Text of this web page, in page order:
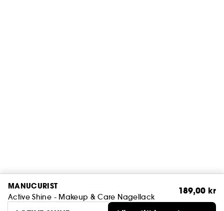
MANUCURIST
Active Shine - Makeup & Care Nagellack
189,00 kr